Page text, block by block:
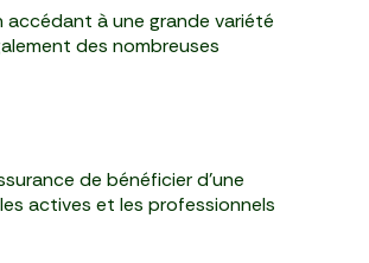
à une grande variété
des nombreuses
de bénéficier d'une
actives et les professionnels